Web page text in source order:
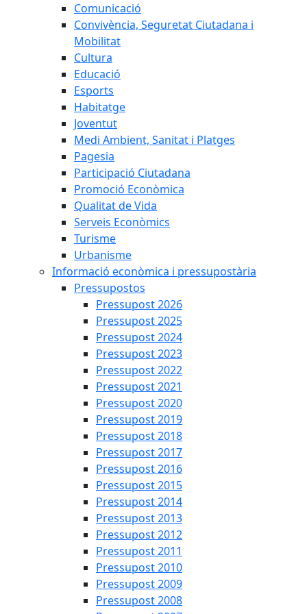
Comunicació
Convivència, Seguretat Ciutadana i
Mobilitat
Cultura
Educació
Esports
Habitatge
Joventut
Medi Ambient, Sanitat i Platges
Pagesia
Participació Ciutadana
Promoció Econòmica
Qualitat de Vida
Serveis Econòmics
Turisme
Urbanisme
Informació econòmica i pressupostària
Pressupostos
Pressupost 2026
Pressupost 2025
Pressupost 2024
Pressupost 2023
Pressupost 2022
Pressupost 2021
Pressupost 2020
Pressupost 2019
Pressupost 2018
Pressupost 2017
Pressupost 2016
Pressupost 2015
Pressupost 2014
Pressupost 2013
Pressupost 2012
Pressupost 2011
Pressupost 2010
Pressupost 2009
Pressupost 2008